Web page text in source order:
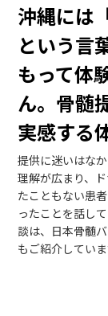
ドナー登
患者さんへ
ボランティア
法人情報
沖縄には
という言
もって体
ん。骨髄
実感する
提供に迷いはな
理解が広まり、
たこともない患
ったことを話し
談は、日本骨髄
もご紹介していま